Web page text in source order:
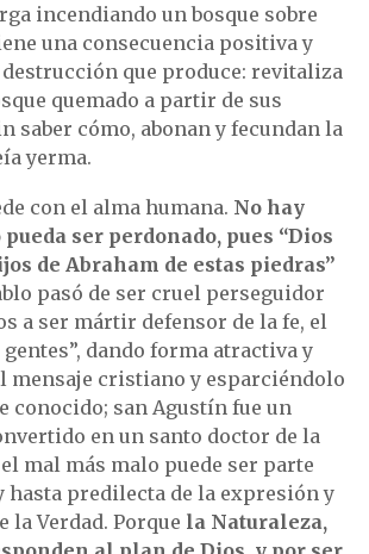
incendiando un bosque sobre
una consecuencia positiva y
que produce: revitaliza
quemado a partir de sus
saber cómo, abonan y fecundan la
yerma.
con el alma humana. No hay
ser perdonado, pues “Dios
de Abraham de estas piedras”
pasó de ser cruel perseguidor
a ser mártir defensor de la fe, el
dando forma atractiva y
mensaje cristiano y esparciéndolo
conocido; san Agustín fue un
en un santo doctor de la
mal más malo puede ser parte
hasta predilecta de la expresión y
la Verdad. Porque la Naturaleza,